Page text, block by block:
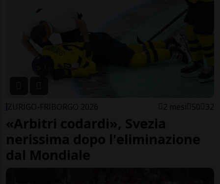
ZURIGO-FRIBORGO 2026 2 mesi 50 32
«Arbitri codardi», Svezia
nerissima dopo l'eliminazione
dal Mondiale